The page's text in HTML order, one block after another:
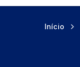
Início